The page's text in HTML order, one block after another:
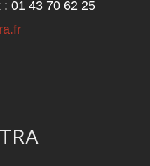
01 43 70 62 25